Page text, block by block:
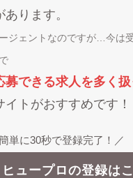
ります。
ジェントなのですが…今は
募できる求人を多く
イトがおすすめです！
単に30秒で登録完了！／
ヒュープロの登録は